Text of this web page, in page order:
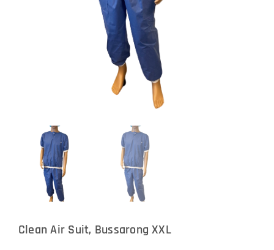
Clean Air Suit, Bussarong XXL